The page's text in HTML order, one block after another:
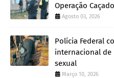
Operação
Agosto 03, 2026
Polícia Federal
internacional de
sexual
Março 10, 2026